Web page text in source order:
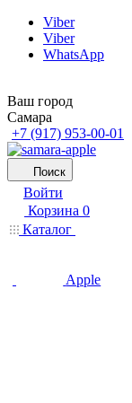
Viber
Viber
WhatsApp
Ваш город
Самара
+7 (917) 953-00-01
Поиск
Войти
Корзина 0
Каталог
Apple